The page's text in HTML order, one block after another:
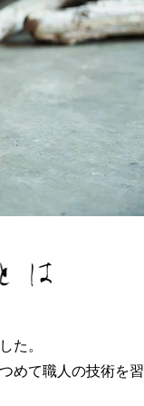
た。
めて職人の技術を習